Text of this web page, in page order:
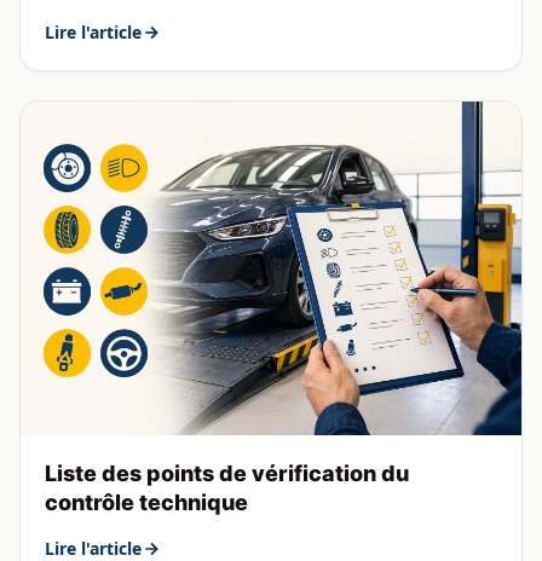
Lire l'article
Liste des points de vérification du
contrôle technique
Lire l'article